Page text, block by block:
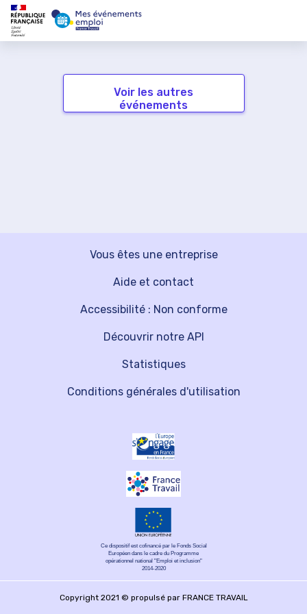
Voir les autres
événements
Vous êtes une entreprise
Découvrir notre API
Aide et contact
Statistiques
Accessibilité : Non conforme
Conditions générales d'utilisation
Ce dispositif est cofinancé par le Fonds Social
Européen dans le cadre du Programme
opérationnel national "Emploi et inclusion"
2014-2020
Copyright 2021 © propulsé par FRANCE TRAVAIL